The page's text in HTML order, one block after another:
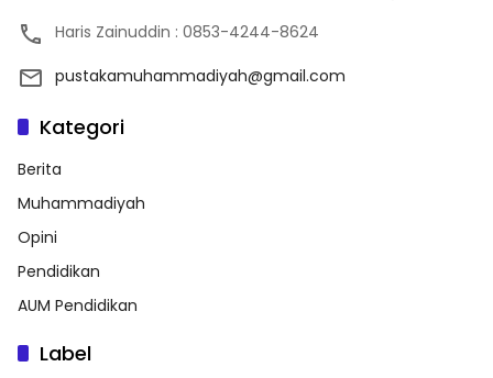
Haris Zainuddin : 0853-4244-8624
pustakamuhammadiyah@gmail.com
Kategori
Berita
Muhammadiyah
Opini
Pendidikan
AUM Pendidikan
Label